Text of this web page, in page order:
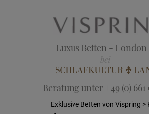
Luxus Betten - London
Beratung unter +49 (0) 661
Exklusive Betten von Vispring >